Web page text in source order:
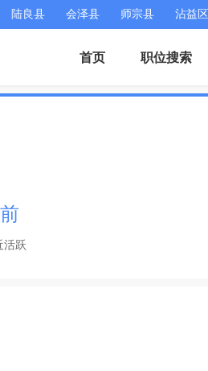
陆良县 会泽县 师宗县 沾益区
首页 职位搜索
活跃